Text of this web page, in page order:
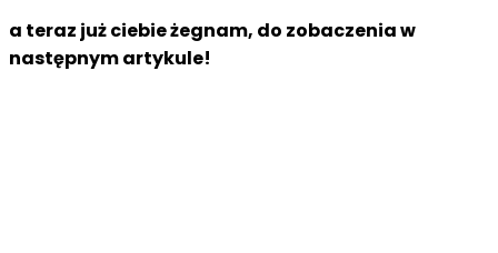
a teraz już ciebie żegnam, do zobaczenia w
następnym artykule!